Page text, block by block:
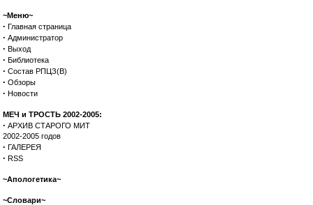
~Меню~
· Главная страница
· Администратор
· Выход
· Библиотека
· Состав РПЦЗ(В)
· Обзоры
· Новости
МЕЧ и ТРОСТЬ 2002-2005:
· АРХИВ СТАРОГО МИТ
2002-2005 годов
· ГАЛЕРЕЯ
· RSS
~Апологетика~
~Словари~